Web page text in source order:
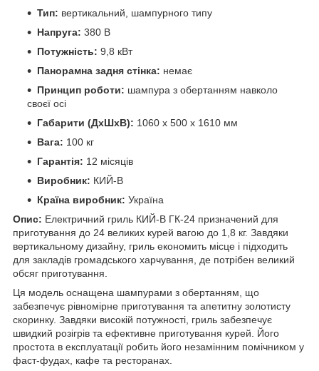
Тип: вертикальний, шампурного типу
Напруга: 380 В
Потужність: 9,8 кВт
Панорамна задня стінка: немає
Принцип роботи: шампура з обертанням навколо
своєї осі
Габарити (ДхШхВ): 1060 x 500 x 1610 мм
Вага: 100 кг
Гарантія: 12 місяців
Виробник: КИЙ-В
Країна виробник: Україна
Опис: Електричний гриль КИЙ-В ГК-24 призначений для
приготування до 24 великих курей вагою до 1,8 кг. Завдяки
вертикальному дизайну, гриль економить місце і підходить
для закладів громадського харчування, де потрібен великий
обсяг приготування.
Ця модель оснащена шампурами з обертанням, що
забезпечує рівномірне приготування та апетитну золотисту
скоринку. Завдяки високій потужності, гриль забезпечує
швидкий розігрів та ефективне приготування курей. Його
простота в експлуатації робить його незамінним помічником у
фаст-фудах, кафе та ресторанах.